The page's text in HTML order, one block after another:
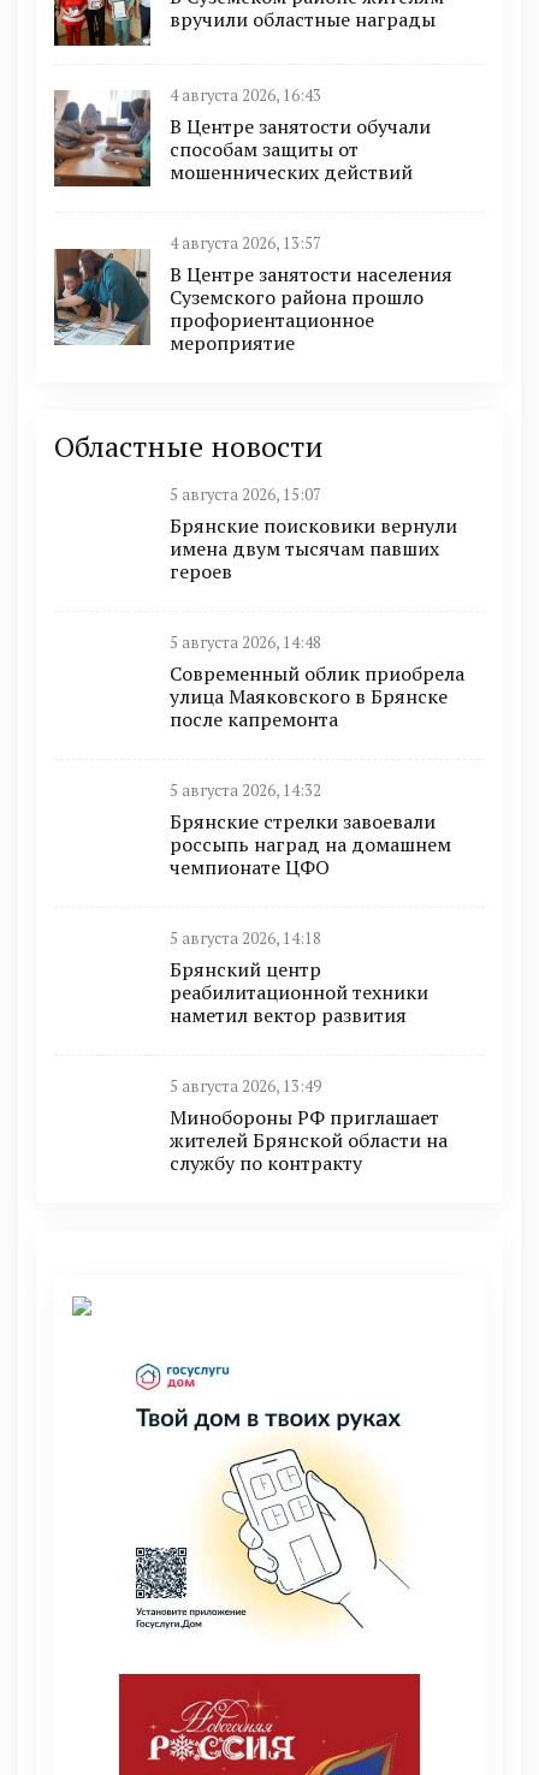
вручили областные награды
4 августа 2026, 16:43
В Центре занятости обучали
способам защиты от
мошеннических действий
4 августа 2026, 13:57
В Центре занятости населения
Суземского района прошло
профориентационное
мероприятие
Областные новости
5 августа 2026, 15:07
Брянские поисковики вернули
имена двум тысячам павших
героев
5 августа 2026, 14:48
Современный облик приобрела
улица Маяковского в Брянске
после капремонта
5 августа 2026, 14:32
Брянские стрелки завоевали
россыпь наград на домашнем
чемпионате ЦФО
5 августа 2026, 14:18
Брянский центр
реабилитационной техники
наметил вектор развития
5 августа 2026, 13:49
Минобoроны РФ приглaшaет
житeлeй Брянской области на
службу по контракту